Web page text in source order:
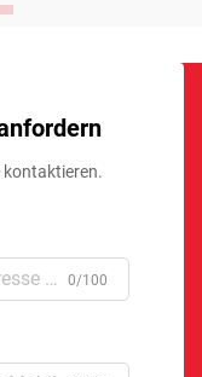
kontaktieren.
0/100